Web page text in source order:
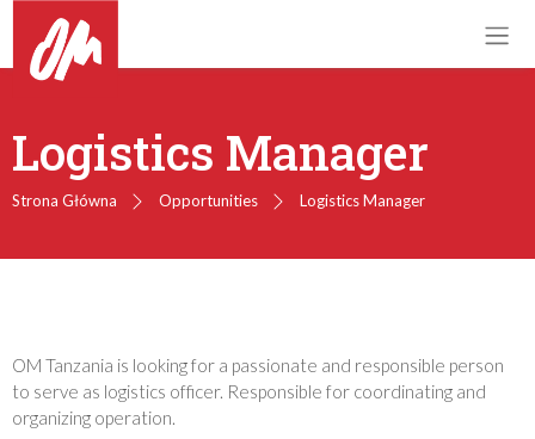
Logistics Manager
Strona Główna Opportunities Logistics Manager
OM Tanzania is looking for a passionate and responsible person
to serve as logistics officer. Responsible for coordinating and
organizing operation.